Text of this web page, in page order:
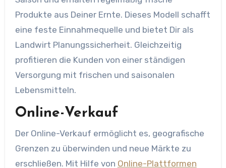
Produkte aus Deiner Ernte. Dieses Modell schafft
eine feste Einnahmequelle und bietet Dir als
Landwirt Planungssicherheit. Gleichzeitig
profitieren die Kunden von einer ständigen
Versorgung mit frischen und saisonalen
Lebensmitteln.
Online-Verkauf
Der Online-Verkauf ermöglicht es, geografische
Grenzen zu überwinden und neue Märkte zu
erschließen. Mit Hilfe von Online-Plattformen